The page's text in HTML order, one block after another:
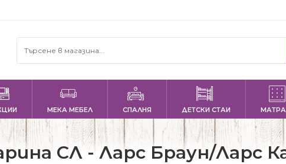
МЕКА МЕБЕЛ СПАЛНЯ ДЕТСКИ СТАИ
СЛ - Ларс Браун/Ларс